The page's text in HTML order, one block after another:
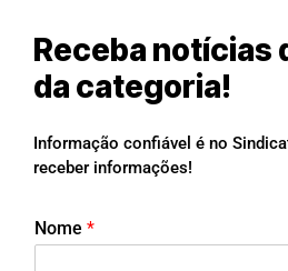
Receba notícias
da categoria!
Informação confiável é no
receber informações!
Nome *